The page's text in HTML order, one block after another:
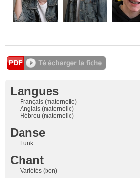
Langues
Français (maternelle)
Anglais (maternelle)
Hébreu (maternelle)
Danse
Funk
Chant
Variétés (bon)